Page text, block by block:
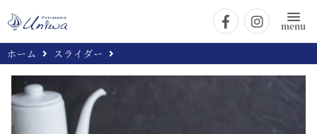
menu
ホーム スライダー